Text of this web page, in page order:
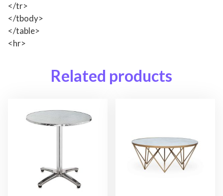
</tr>
</tbody>
</table>
<hr>
Related products